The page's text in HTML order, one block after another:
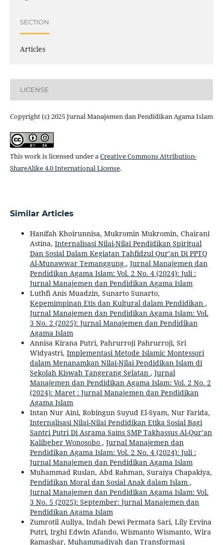
SECTION
Articles
LICENSE
Copyright (c) 2025 Jurnal Manajemen dan Pendidikan Agama Islam
This work is licensed under aCreative Commons Attribution-
ShareAlike 4.0 International License.
Similar Articles
Hanifah Khoirunnisa, Mukromin Mukromin, Chairani
Astina, Internalisasi Nilai-Nilai Pendidikan Spiritual
Dan Sosial Dalam Kegiatan Tahfidzul Qur’an Di PPTQ
Al-Munawwar Temanggung , Jurnal Manajemen dan
Pendidikan Agama Islam: Vol. 2 No. 4 (2024): Juli :
Jurnal Manajemen dan Pendidikan Agama Islam
Luthfi Anis Muadzin, Sunarto Sunarto,
Kepemimpinan Etis dan Kultural dalam Pendidikan ,
Jurnal Manajemen dan Pendidikan Agama Islam: Vol.
3 No. 2 (2025): Jurnal Manajemen dan Pendidikan
Agama Islam
Annisa Kirana Putri, Pahrurroji Pahrurroji, Sri
Widyastri, Implementasi Metode Islamic Montessori
dalam Menanamkan Nilai-Nilai Pendidikan Islam di
Sekolah Kiswah Tangerang Selatan , Jurnal
Manajemen dan Pendidikan Agama Islam: Vol. 2 No. 2
(2024): Maret : Jurnal Manajemen dan Pendidikan
Agama Islam
Intan Nur Aini, Robingun Suyud El-Syam, Nur Farida,
Internalisasi Nilai-Nilai Pendidikan Etika Sosial Bagi
Santri Putri Di Asrama Sains SMP Takhassus Al-Qur’an
Kalibeber Wonosobo , Jurnal Manajemen dan
Pendidikan Agama Islam: Vol. 2 No. 4 (2024): Juli :
Jurnal Manajemen dan Pendidikan Agama Islam
Muhammad Ruslan, Abd Rahman, Suraiya Chapakiya,
Pendidikan Moral dan Sosial Anak dalam Islam ,
Jurnal Manajemen dan Pendidikan Agama Islam: Vol.
3 No. 5 (2025): September: Jurnal Manajemen dan
Pendidikan Agama Islam
Zumrotil Auliya, Indah Dewi Permata Sari, Lily Ervina
Putri, Irghi Edwin Afando, Wismanto Wismanto, Wira
Ramashar, Muhammadiyah dan Transformasi